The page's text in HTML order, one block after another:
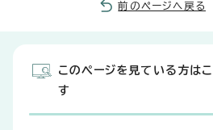
前のページへ戻る
このページを見ている方は
す